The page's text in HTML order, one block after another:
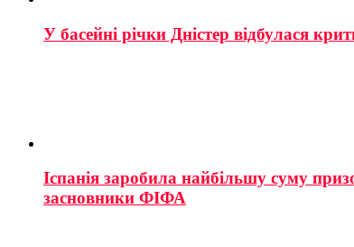
У басейні річки Дністер відбулася
Іспанія заробила найбільшу суму
засновники ФІФА